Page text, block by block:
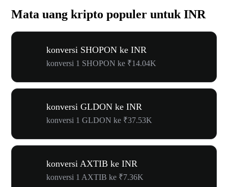
Mata uang kripto populer untuk INR
konversi SHOPON ke INR
konversi 1 SHOPON ke ₹14.04K
konversi GLDON ke INR
konversi 1 GLDON ke ₹37.53K
konversi AXTIB ke INR
konversi 1 AXTIB ke ₹7.36K